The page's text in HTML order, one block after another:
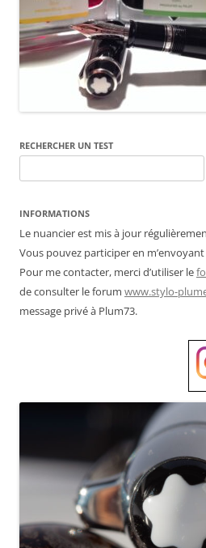
RECHERCHER UN TEST
INFORMATIONS
Le nuancier est mis à jour
Vous pouvez participer en
Pour me contacter, merci d’utiliser le
de consulter le forum www.stylo-
message privé à Plum73.